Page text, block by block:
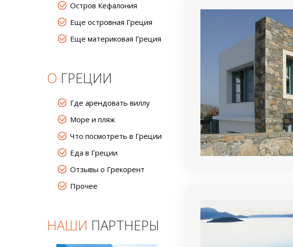
Остров Кефалония
Еще островная Греция
Еще материковая Греция
О ГРЕЦИИ
Где арендовать виллу
Море и пляж
Что посмотреть в Греции
Еда в Греции
Отзывы о Грекорент
Прочее
НАШИ ПАРТНЕРЫ